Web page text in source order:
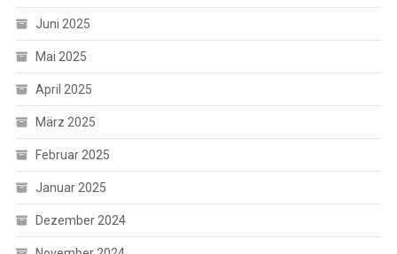
Juni 2025
Mai 2025
April 2025
März 2025
Februar 2025
Januar 2025
Dezember 2024